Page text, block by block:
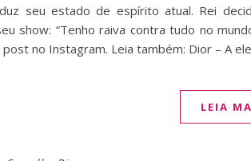
seu estado de espírito atual. Rei
show: “Tenho raiva contra tudo no
no Instagram. Leia também: Dior – A
LEIA